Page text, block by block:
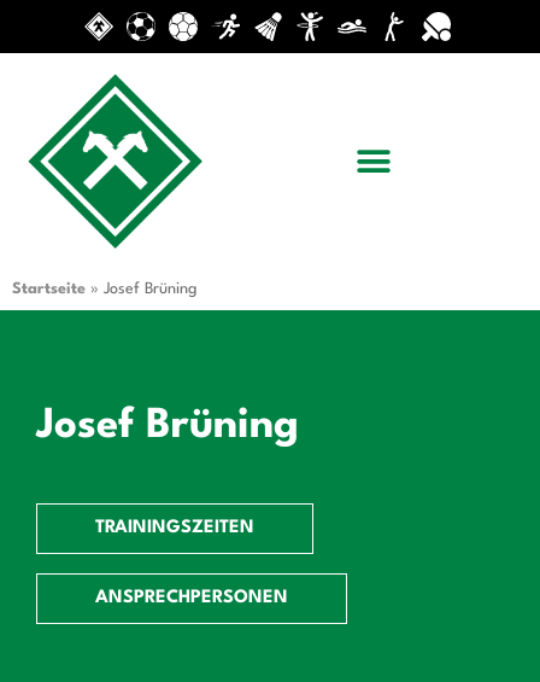
Startseite » Josef Brüning
Josef Brüning
TRAININGSZEITEN
ANSPRECHPERSONEN